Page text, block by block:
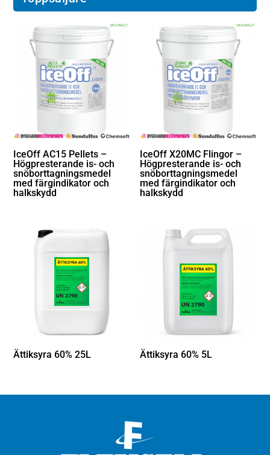
IceOff AC15 Pellets –
Högpresterande is- och
snöborttagningsmedel
med färgindikator och
halkskydd
IceOff X20MC Flingor –
Högpresterande is- och
snöborttagningsmedel
med färgindikator och
halkskydd
Ättiksyra 60% 25L Ättiksyra 60% 5L